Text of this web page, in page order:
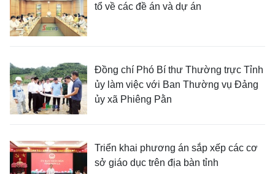
tổ về các đề án và dự án
Đồng chí Phó Bí thư Thường trực Tỉnh
ủy làm việc với Ban Thường vụ Đảng
ủy xã Phiêng Pằn
Triển khai phương án sắp xếp các cơ
sở giáo dục trên địa bàn tỉnh